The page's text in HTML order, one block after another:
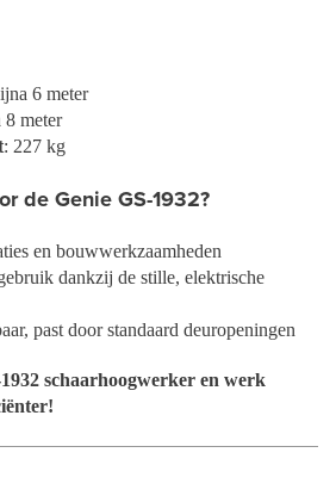
6 meter
8 meter
: 227 kg
de Genie GS-1932?
en bouwwerkzaamheden
dankzij de stille, elektrische
past door standaard deuropeningen
schaarhoogwerker en werk